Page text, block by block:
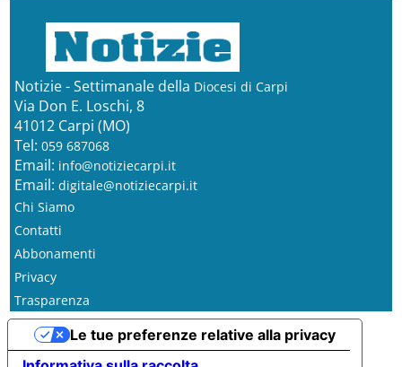
Notizie - Settimanale della Diocesi di Carpi
Via Don E. Loschi, 8
41012 Carpi (MO)
Tel: 059 687068
Email: info@notiziecarpi.it
Email: digitale@notiziecarpi.it
Chi Siamo
Contatti
Abbonamenti
Privacy
Trasparenza
Le tue preferenze relative alla privacy